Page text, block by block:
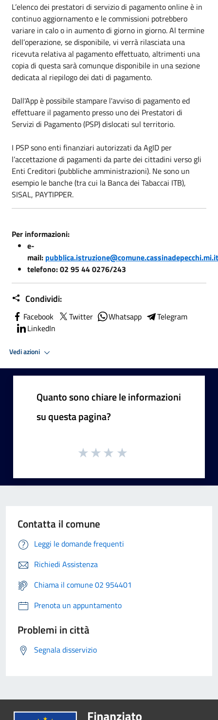
L’elenco dei prestatori di servizio di pagamento online è in
continuo aggiornamento e le commissioni potrebbero
variare in calo o in aumento di giorno in giorno. Al termine
dell’operazione, se disponibile, vi verrà rilasciata una
ricevuta relativa al pagamento effettuato, altrimenti una
copia di questa sarà comunque disponibile in una sezione
dedicata al riepilogo dei dati di pagamento.
Dall'App è possibile stampare l'avviso di pagamento ed
effettuare il pagamento presso uno dei Prestatori di
Servizi di Pagamento (PSP) dislocati sul territorio.
I PSP sono enti finanziari autorizzati da AgID per
l’accettazione di pagamenti da parte dei cittadini verso gli
Enti Creditori (pubbliche amministrazioni). Ne sono un
esempio le banche (tra cui la Banca dei Tabaccai ITB),
SISAL, PAYTIPPER.
Per informazioni:
e-
mail: pubblica.istruzione@comune.cassinadepecchi.mi.it
telefono: 02 95 44 0276/243
Condividi:
Facebook Twitter Whatsapp
Telegram
LinkedIn
Vedi azioni
Quanto sono chiare le informazioni
su questa pagina?
Contatta il comune
Leggi le domande frequenti
Richiedi Assistenza
Chiama il comune 02 954401
Prenota un appuntamento
Problemi in città
Segnala disservizio